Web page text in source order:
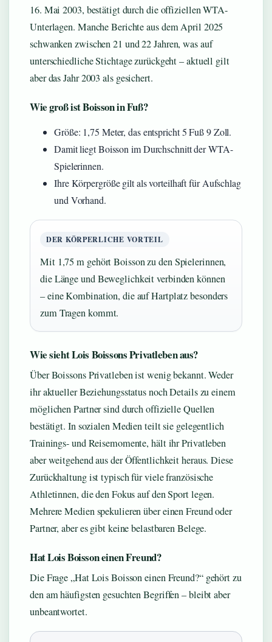
16. Mai 2003, bestätigt durch die offiziellen WTA-
Unterlagen. Manche Berichte aus dem April 2025
schwanken zwischen 21 und 22 Jahren, was auf
unterschiedliche Stichtage zurückgeht – aktuell gilt
aber das Jahr 2003 als gesichert.
Wie groß ist Boisson in Fuß?
Größe: 1,75 Meter, das entspricht 5 Fuß 9 Zoll.
Damit liegt Boisson im Durchschnitt der WTA-
Spielerinnen.
Ihre Körpergröße gilt als vorteilhaft für Aufschlag
und Vorhand.
DER KÖRPERLICHE VORTEIL
Mit 1,75 m gehört Boisson zu den Spielerinnen,
die Länge und Beweglichkeit verbinden können
– eine Kombination, die auf Hartplatz besonders
zum Tragen kommt.
Wie sieht Lois Boissons Privatleben aus?
Über Boissons Privatleben ist wenig bekannt. Weder
ihr aktueller Beziehungsstatus noch Details zu einem
möglichen Partner sind durch offizielle Quellen
bestätigt. In sozialen Medien teilt sie gelegentlich
Trainings- und Reisemomente, hält ihr Privatleben
aber weitgehend aus der Öffentlichkeit heraus. Diese
Zurückhaltung ist typisch für viele französische
Athletinnen, die den Fokus auf den Sport legen.
Mehrere Medien spekulieren über einen Freund oder
Partner, aber es gibt keine belastbaren Belege.
Hat Lois Boisson einen Freund?
Die Frage „Hat Lois Boisson einen Freund?“ gehört zu
den am häufigsten gesuchten Begriffen – bleibt aber
unbeantwortet.